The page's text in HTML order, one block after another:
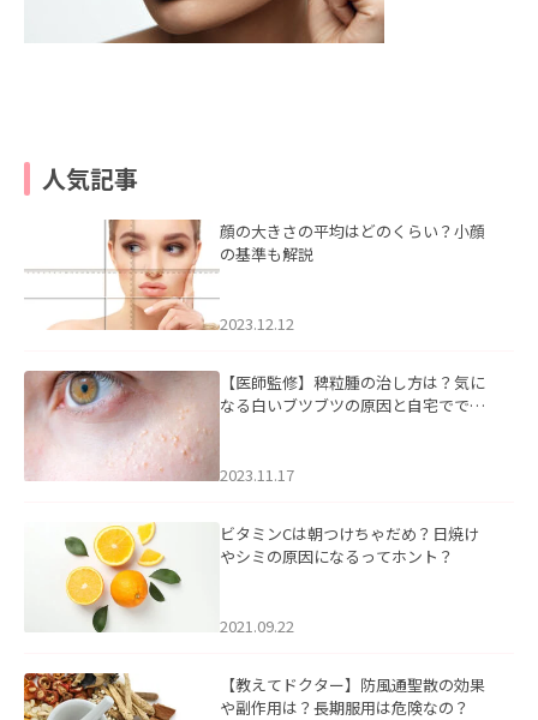
人気記事
顔の大きさの平均はどのくらい？小顔
の基準も解説
2023.12.12
【医師監修】稗粒腫の治し方は？気に
なる白いブツブツの原因と自宅ででき
2023.11.17
ビタミンCは朝つけちゃだめ？日焼け
やシミの原因になるってホント？
2021.09.22
【教えてドクター】防風通聖散の効果
や副作用は？長期服用は危険なの？